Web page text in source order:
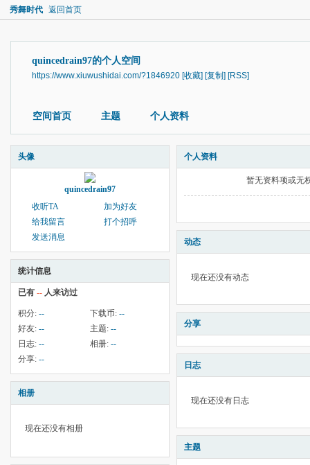
秀舞时代 返回首页
quincedrain97的个人空间
https://www.xiuwushidai.com/?1846920 [收藏] [复制] [RSS]
空间首页 主题 个人资料
头像
quincedrain97
收听TA
加为好友
给我留言
打个招呼
发送消息
统计信息
已有 -- 人来访过
积分: -- 下载币: --
好友: -- 主题: --
日志: -- 相册: --
分享: --
相册
现在还没有相册
个人资料
暂无资料项或无
动态
现在还没有动态
分享
日志
现在还没有日志
主题